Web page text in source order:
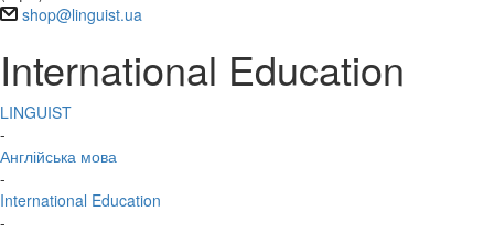
shop@linguist.ua
International Education
LINGUIST
-
Англійська мова
-
International Education
-